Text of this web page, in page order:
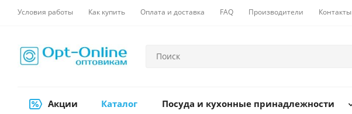
Условия работы Как купить Оплата и доставка FAQ Производители Контакты
Акции Каталог Посуда и кухонные принадлежности